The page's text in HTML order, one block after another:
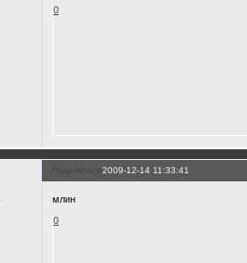
0
Поделиться2009-12-14 11:33:41
млин
0